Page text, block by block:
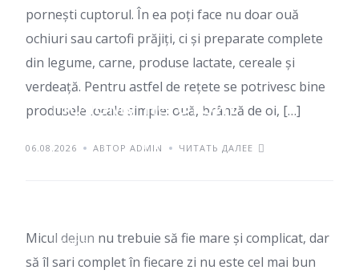
pornești cuptorul. În ea poți face nu doar ouă
ochiuri sau cartofi prăjiți, ci și preparate complete
din legume, carne, produse lactate, cereale și
verdeață. Pentru astfel de rețete se potrivesc bine
produsele locale simple: ouă, brânză de oi, […]
06.08.2026 АВТОР ADMIN ЧИТАТЬ ДАЛЕЕ
БЛОГ
Почему не стоит
каждый день
Micul dejun nu trebuie să fie mare și complicat, dar
să îl sari complet în fiecare zi nu este cel mai bun